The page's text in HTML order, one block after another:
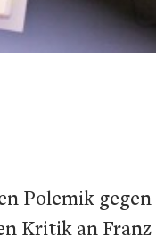
Polemik
Kritik an